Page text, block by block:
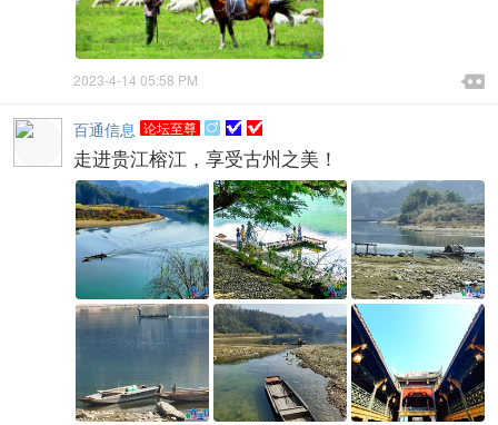

2023-4-14 05:58 PM 
百通信息 论坛至尊 
走进贵江榕江，享受古州之美！